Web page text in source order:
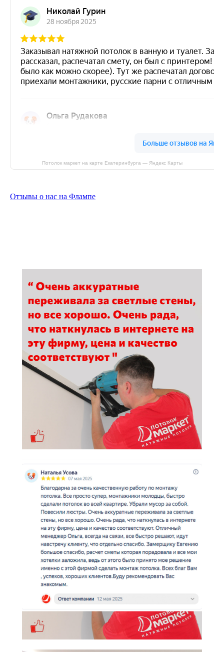
Потолок маркет на карте Екатеринбурга — Яндекс Карты
Отзывы о нас на Флампе